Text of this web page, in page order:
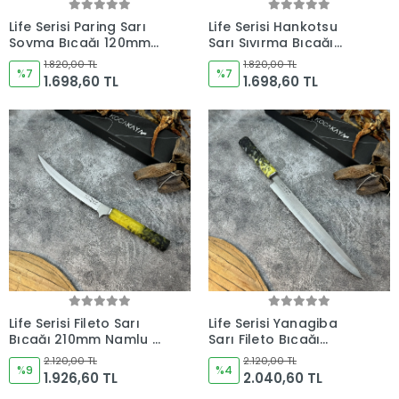
Life Serisi Paring Sarı
Soyma Bıçağı 120mm
Namlu - Kocakaya
Bıçakları
%7
1.820,00 TL
1.698,60 TL
Life Serisi Hankotsu
Sarı Sıyırma Bıçağı
160mm Namlu -
Kocakaya Bıçakları
%7
1.820,00 TL
1.698,60 TL
Life Serisi Fileto Sarı
Bıçağı 210mm Namlu -
Kocakaya Bıçakları
%9
2.120,00 TL
1.926,60 TL
Life Serisi Yanagiba
Sarı Fileto Bıçağı
290mm Namlu -
Kocakaya Bıçakları
%4
2.120,00 TL
2.040,60 TL